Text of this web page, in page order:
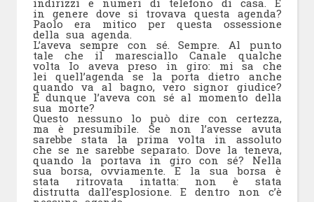
indirizzi e numeri di telefono di casa. E
in genere dove si trovava questa agenda?
Paolo era mitico per questa ossessione
della sua agenda.
L’aveva sempre con sé. Sempre. Al punto
tale che il maresciallo Canale qualche
volta Io aveva preso in giro: mi sa che
lei quell’agenda se la porta dietro anche
quando va al bagno, vero signor giudice?
E dunque l’aveva con sé al momento della
sua morte?
Questo nessuno lo può dire con certezza,
ma è presumibile. Se non l’avesse avuta
sarebbe stata la prima volta in assoluto
che se ne sarebbe separato. Dove la teneva,
quando la portava in giro con sé? Nella
sua borsa, ovviamente. E la sua borsa è
stata ritrovata intatta: non è stata
distrutta dall’esplosione. E dentro non c’è